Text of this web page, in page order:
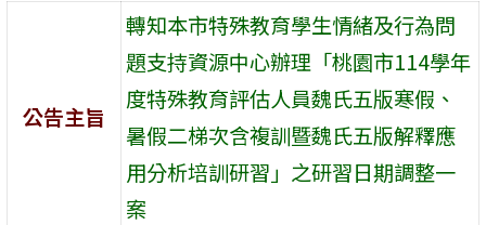
公告主旨
轉知本市特殊教育學生情緒及行為問
題支持資源中心辦理「桃園市114學年
度特殊教育評估人員魏氏五版寒假、
暑假二梯次含複訓暨魏氏五版解釋應
用分析培訓研習」之研習日期調整一
案